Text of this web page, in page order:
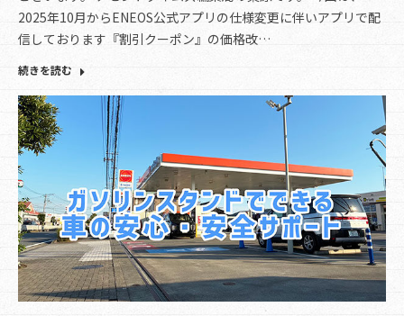
2025年10月からENEOS公式アプリの仕様変更に伴いアプリで配
信しております『割引クーポン』の価格改…
続きを読む